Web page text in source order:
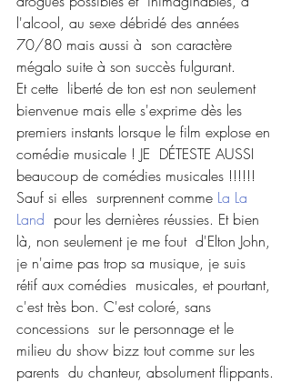
l'alcool, au sexe débridé des années
70/80 mais aussi à  son caractère
mégalo suite à son succès fulgurant.
Et cette  liberté de ton est non seulement
bienvenue mais elle s'exprime dès les
premiers instants lorsque le film explose en
comédie musicale ! JE  DÉTESTE AUSSI
beaucoup de comédies musicales !!!!!!
Sauf si elles  surprennent comme La La
Land
  pour les dernières réussies. Et bien
là, non seulement je me fout  d'Elton John,
je n'aime pas trop sa musique, je suis
rétif aux comédies  musicales, et pourtant,
c'est très bon. C'est coloré, sans
concessions  sur le personnage et le
milieu du show bizz tout comme sur les
parents  du chanteur, absolument flippants.